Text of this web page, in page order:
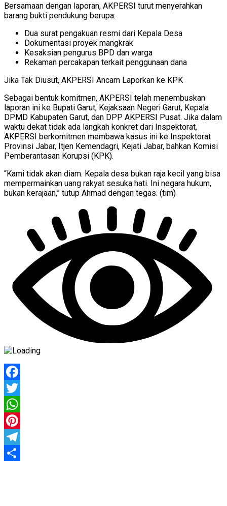
Bersamaan dengan laporan, AKPERSI turut menyerahkan
barang bukti pendukung berupa:
Dua surat pengakuan resmi dari Kepala Desa
Dokumentasi proyek mangkrak
Kesaksian pengurus BPD dan warga
Rekaman percakapan terkait penggunaan dana
Jika Tak Diusut, AKPERSI Ancam Laporkan ke KPK
Sebagai bentuk komitmen, AKPERSI telah menembuskan
laporan ini ke Bupati Garut, Kejaksaan Negeri Garut, Kepala
DPMD Kabupaten Garut, dan DPP AKPERSI Pusat. Jika dalam
waktu dekat tidak ada langkah konkret dari Inspektorat,
AKPERSI berkomitmen membawa kasus ini ke Inspektorat
Provinsi Jabar, Itjen Kemendagri, Kejati Jabar, bahkan Komisi
Pemberantasan Korupsi (KPK).
“Kami tidak akan diam. Kepala desa bukan raja kecil yang bisa
mempermainkan uang rakyat sesuka hati. Ini negara hukum,
bukan kerajaan,” tutup Ahmad dengan tegas. (tim)
Facebook
Twitter
WhatsApp
Pinterest
Telegram